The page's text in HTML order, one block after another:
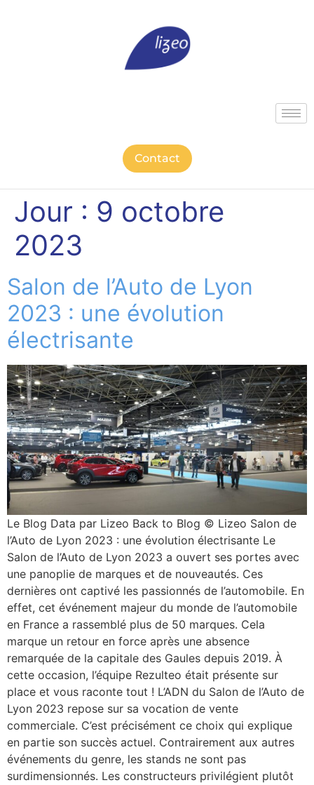
Contact
Jour : 9 octobre
2023
Salon de l’Auto de Lyon
2023 : une évolution
électrisante
Le Blog Data par Lizeo Back to Blog © Lizeo Salon de
l’Auto de Lyon 2023 : une évolution électrisante Le
Salon de l’Auto de Lyon 2023 a ouvert ses portes avec
une panoplie de marques et de nouveautés. Ces
dernières ont captivé les passionnés de l’automobile. En
effet, cet événement majeur du monde de l’automobile
en France a rassemblé plus de 50 marques. Cela
marque un retour en force après une absence
remarquée de la capitale des Gaules depuis 2019. À
cette occasion, l’équipe Rezulteo était présente sur
place et vous raconte tout ! L’ADN du Salon de l’Auto de
Lyon 2023 repose sur sa vocation de vente
commerciale. C’est précisément ce choix qui explique
en partie son succès actuel. Contrairement aux autres
événements du genre, les stands ne sont pas
surdimensionnés. Les constructeurs privilégient plutôt